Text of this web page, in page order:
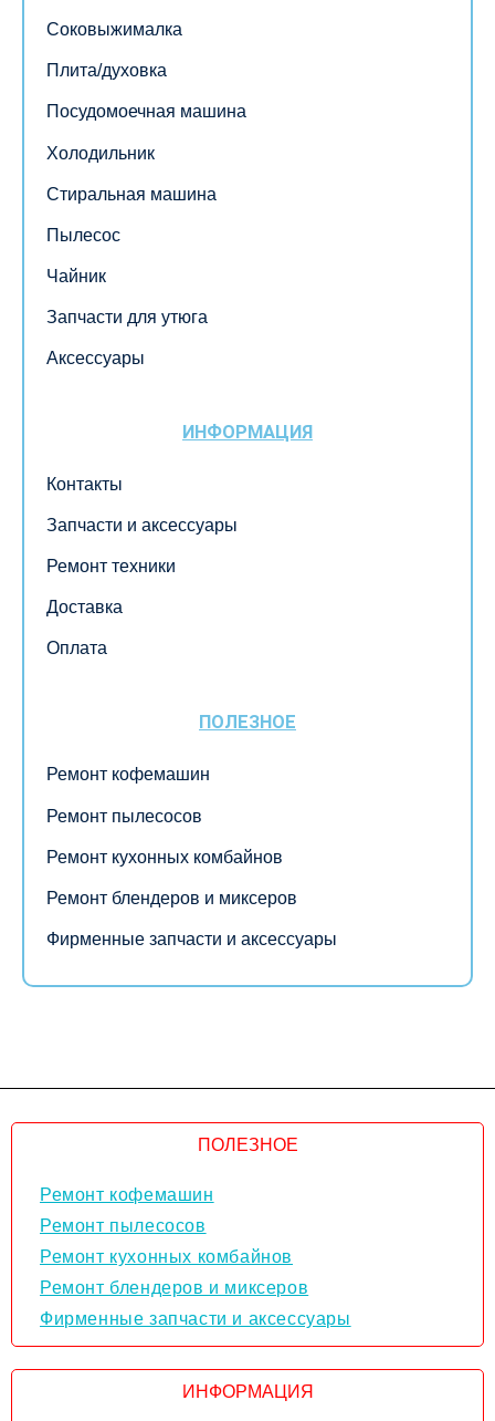
Соковыжималка
Плита/духовка
Посудомоечная машина
Холодильник
Стиральная машина
Пылесос
Чайник
Запчасти для утюга
Аксессуары
ИНФОРМАЦИЯ
Контакты
Запчасти и аксессуары
Ремонт техники
Доставка
Оплата
ПОЛЕЗНОЕ
Ремонт кофемашин
Ремонт пылесосов
Ремонт кухонных комбайнов
Ремонт блендеров и миксеров
Фирменные запчасти и аксессуары
ПОЛЕЗНОЕ
Ремонт кофемашин
Ремонт пылесосов
Ремонт кухонных комбайнов
Ремонт блендеров и миксеров
Фирменные запчасти и аксессуары
ИНФОРМАЦИЯ